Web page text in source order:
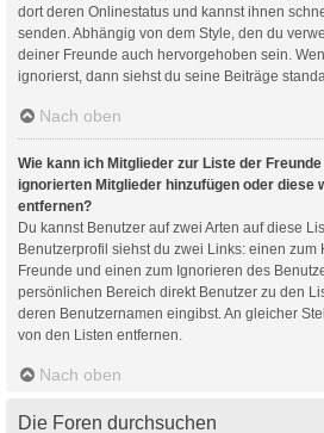
dort deren Onlinestatus und kannst ihnen
senden. Abhängig von dem Style, den du
deiner Freunde auch hervorgehoben sein.
ignorierst, dann siehst du seine Beiträge
Nach oben
Wie kann ich Mitglieder zur Liste der
ignorierten Mitglieder hinzufügen oder diese
entfernen?
Du kannst Benutzer auf zwei Arten auf diese
Benutzerprofil siehst du zwei Links: einen zum
Freunde und einen zum Ignorieren des
persönlichen Bereich direkt Benutzer zu den
deren Benutzernamen eingibst. An gleicher
von den Listen entfernen.
Nach oben
Die Foren durchsuchen